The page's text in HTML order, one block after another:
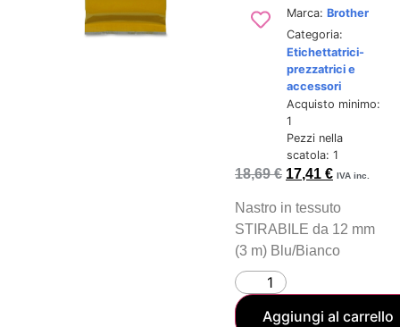
Marca: Brother
Categoria:
Etichettatrici-
prezzatrici e
accessori
Acquisto minimo:
1
Pezzi nella
scatola: 1
18,69€ 17,41€ IVA inc.
Nastro in tessuto
STIRABILE da 12 mm
(3 m) Blu/Bianco
Aggiungi al carrello